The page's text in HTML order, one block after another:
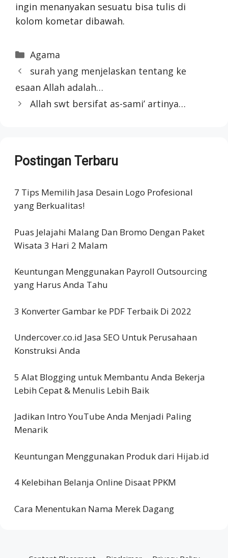
ingin menanyakan sesuatu bisa tulis di
kolom kometar dibawah.
Categories
Agama
surah yang menjelaskan tentang ke
esaan Allah adalah…
Allah swt bersifat as-sami’ artinya…
Postingan Terbaru
7 Tips Memilih Jasa Desain Logo Profesional
yang Berkualitas!
Puas Jelajahi Malang Dan Bromo Dengan Paket
Wisata 3 Hari 2 Malam
Keuntungan Menggunakan Payroll Outsourcing
yang Harus Anda Tahu
3 Konverter Gambar ke PDF Terbaik Di 2022
Undercover.co.id Jasa SEO Untuk Perusahaan
Konstruksi Anda
5 Alat Blogging untuk Membantu Anda Bekerja
Lebih Cepat & Menulis Lebih Baik
Jadikan Intro YouTube Anda Menjadi Paling
Menarik
Keuntungan Menggunakan Produk dari Hijab.id
4 Kelebihan Belanja Online Disaat PPKM
Cara Menentukan Nama Merek Dagang